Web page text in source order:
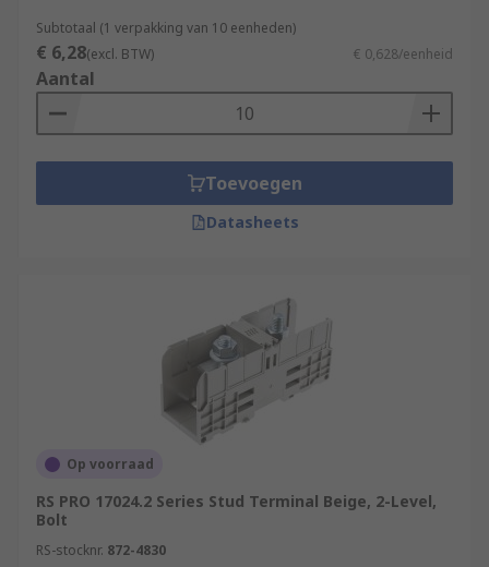
Subtotaal (1 verpakking van 10 eenheden)
€ 6,28(excl. BTW) € 0,628/eenheid
Aantal
Toevoegen
Datasheets
Op voorraad
RS PRO 17024.2 Series Stud Terminal Beige, 2-Level,
Bolt
RS-stocknr. 872-4830